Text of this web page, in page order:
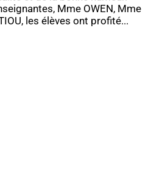
Mme OWEN, Mme
les élèves ont profité...